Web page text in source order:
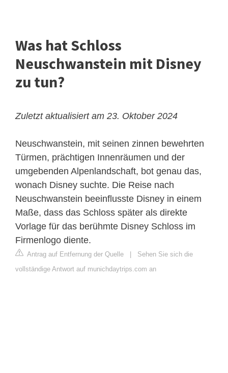
Was hat Schloss
Neuschwanstein mit Disney
zu tun?
Zuletzt aktualisiert am 23. Oktober 2024
Neuschwanstein, mit seinen zinnen bewehrten
Türmen, prächtigen Innenräumen und der
umgebenden Alpenlandschaft, bot genau das,
wonach Disney suchte. Die Reise nach
Neuschwanstein beeinflusste Disney in einem
Maße, dass das Schloss später als direkte
Vorlage für das berühmte Disney Schloss im
Firmenlogo diente.
Antrag auf Entfernung der Quelle
Sehen Sie sich die
vollständige Antwort auf munichdaytrips.com an